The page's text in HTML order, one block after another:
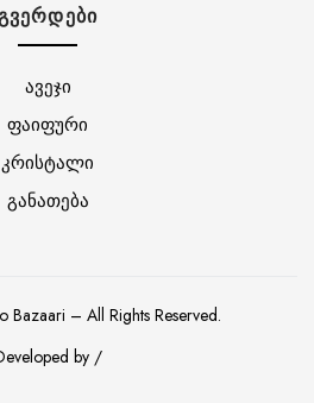
ავეჯი
ფაიფური
კრისტალი
განათება
by /
Bazaari – All Rights Reserved.